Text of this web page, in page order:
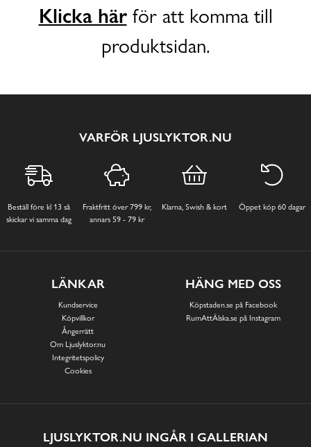
Klicka härför att komma till
produktsidan.
VARFÖR LJUSLYKTOR.NU
Beställ före kl 13 så
skickar vi samma dag
Fraktfritt över 799 kr,
annars 59 - 79 kr
Klarna, Swish & kort Öppet köp 60 dagar
LÄNKAR
Kundservice
Köpvillkor
Ångerrätt
Om Ljuslyktor.nu
Integritetspolicy
Cookies
HÄNG MED OSS
Köpstaden.se på Facebook
RumAttÄlska.se på Instagram
LJUSLYKTOR.NU INGÅR I GALLERIAN